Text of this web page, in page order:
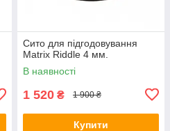
Сито для підгодовування
Matrix Riddle 4 мм.
В наявності
1 520 ₴ 1 900 ₴
Купити